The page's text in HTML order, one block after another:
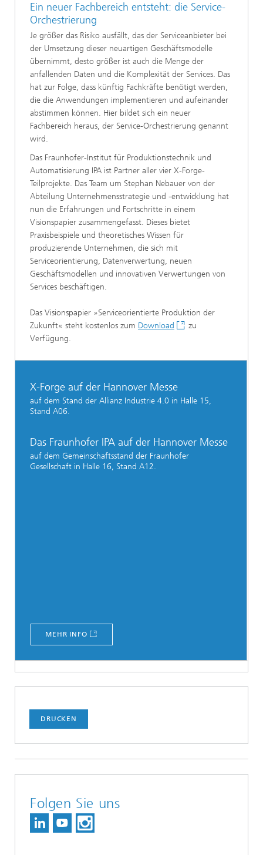
Ein neuer Fachbereich entsteht: die Service-
Orchestrierung
Je größer das Risiko ausfällt, das der Serviceanbieter bei
der Umsetzung dieser neuartigen Geschäftsmodelle
übernimmt, desto größer ist auch die Menge der
anfallenden Daten und die Komplexität der Services. Das
hat zur Folge, dass künftig Fachkräfte benötigt werden,
die die Anwendungen implementieren und aufeinander
abstimmen können. Hier bildet sich ein neuer
Fachbereich heraus, der Service-Orchestrierung genannt
wird.
Das Fraunhofer-Institut für Produktionstechnik und
Automatisierung IPA ist Partner aller vier X-Forge-
Teilprojekte. Das Team um Stephan Nebauer von der
Abteilung Unternehmensstrategie und -entwicklung hat
nun die Erfahrungen und Fortschritte in einem
Visionspapier zusammengefasst. Dieses bietet
Praxisbeispiele und theoretisches Wissen für
produzierende Unternehmen, die sich mit
Serviceorientierung, Datenverwertung, neuen
Geschäftsmodellen und innovativen Verwertungen von
Services beschäftigen.
Das Visionspapier »Serviceorientierte Produktion der
Zukunft« steht kostenlos zum Download
zu
Verfügung.
X-Forge auf der Hannover Messe
auf dem Stand der Allianz Industrie 4.0 in Halle 15,
Stand A06.
Das Fraunhofer IPA auf der Hannover Messe
auf dem Gemeinschaftsstand der Fraunhofer
Gesellschaft in Halle 16, Stand A12.
MEHR INFO
DRUCKEN
Folgen Sie uns